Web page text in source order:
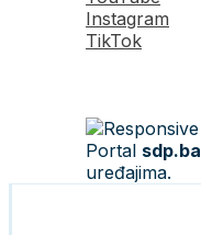
Instagram
TikTok
Portal sdp.ba
uređajima.